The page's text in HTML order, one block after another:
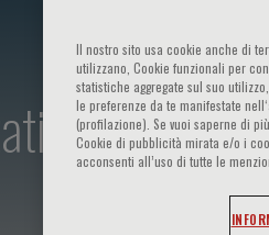
in
Il nostro sito usa cookie anche di
utilizzano, Cookie funzionali per
statistiche aggregate sul suo
le preferenze da te manifestate
(profilazione). Se vuoi saperne di
Cookie di pubblicità mirata e/o i
acconsenti all’uso di tutte le